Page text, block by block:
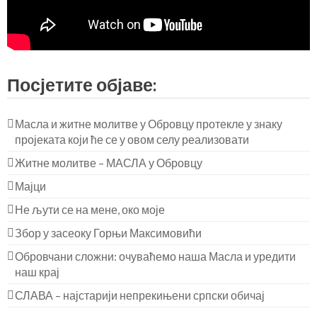
Посјетите објаве:
Масла и житне молитве у Обровцу протекле у знаку
пројеката који ће се у овом селу реализовати
Житне молитве – МАСЛА у Обровцу
Мајци
Не љути се на мене, око моје
Збор у засеоку Горњи Максимовићи
Обровчани сложни: очуваћемо наша Масла и уредити
наш крај
СЛАВА – најстарији непрекињени српски обичај